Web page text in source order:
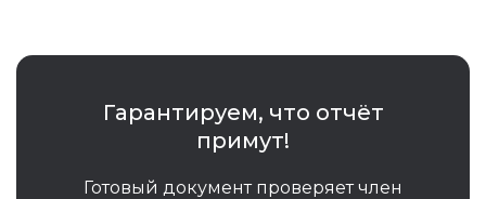
Гарантируем, что отчёт
примут!
Готовый документ проверяет член